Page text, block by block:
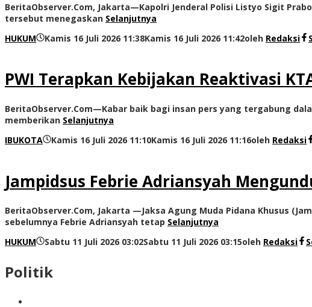
BeritaObserver.Com, Jakarta—Kapolri Jenderal Polisi Listyo Sigit
tersebut menegaskan Selanjutnya
HUKUM
Kamis 16 Juli 2026 11:38Kamis 16 Juli 2026 11:42oleh Redaksi
PWI Terapkan Kebijakan Reaktivasi
BeritaObserver.Com—Kabar baik bagi insan pers yang tergabung
memberikan Selanjutnya
IBUKOTA
Kamis 16 Juli 2026 11:10Kamis 16 Juli 2026 11:16oleh Redaksi
Jampidsus Febrie Adriansyah
BeritaObserver.Com, Jakarta —Jaksa Agung Muda Pidana Khusus
sebelumnya Febrie Adriansyah tetap Selanjutnya
HUKUM
Sabtu 11 Juli 2026 03:02Sabtu 11 Juli 2026 03:15oleh Redaksi
Politik